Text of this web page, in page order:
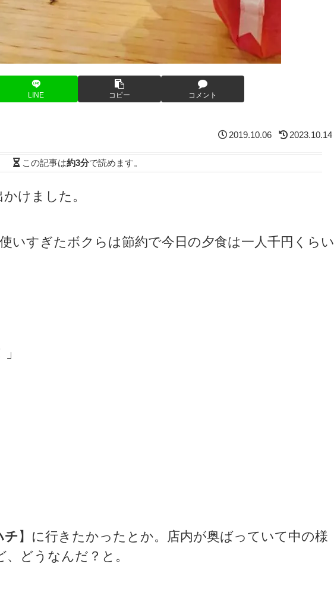
LINE コピー コメント
2019.10.06 2023.10.14
この記事は約3分で読めます。
けました。
いすぎたボクらは節約で今日の夕食は一人千円くらい
チ】に行きたかったとか。店内が奥ばっていて中の様
どうなんだ？と。